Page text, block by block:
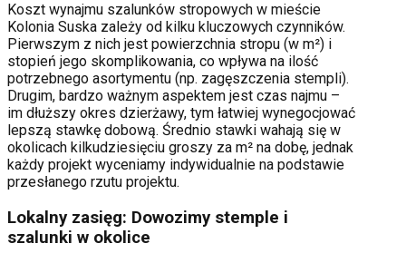
Koszt wynajmu szalunków stropowych w mieście
Kolonia Suska zależy od kilku kluczowych czynników.
Pierwszym z nich jest powierzchnia stropu (w m²) i
stopień jego skomplikowania, co wpływa na ilość
potrzebnego asortymentu (np. zagęszczenia stempli).
Drugim, bardzo ważnym aspektem jest czas najmu –
im dłuższy okres dzierżawy, tym łatwiej wynegocjować
lepszą stawkę dobową. Średnio stawki wahają się w
okolicach kilkudziesięciu groszy za m² na dobę, jednak
każdy projekt wyceniamy indywidualnie na podstawie
przesłanego rzutu projektu.
Lokalny zasięg: Dowozimy stemple i
szalunki w okolice